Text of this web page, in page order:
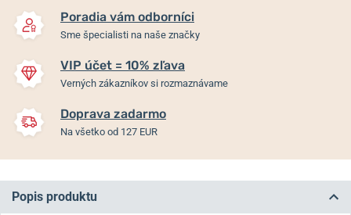
1 150 €
Poradia vám odborníci
Sme špecialisti na naše značky
VIP účet = 10% zľava
Verných zákazníkov si rozmaznávame
Doprava zadarmo
Na všetko od 127 EUR
Popis produktu